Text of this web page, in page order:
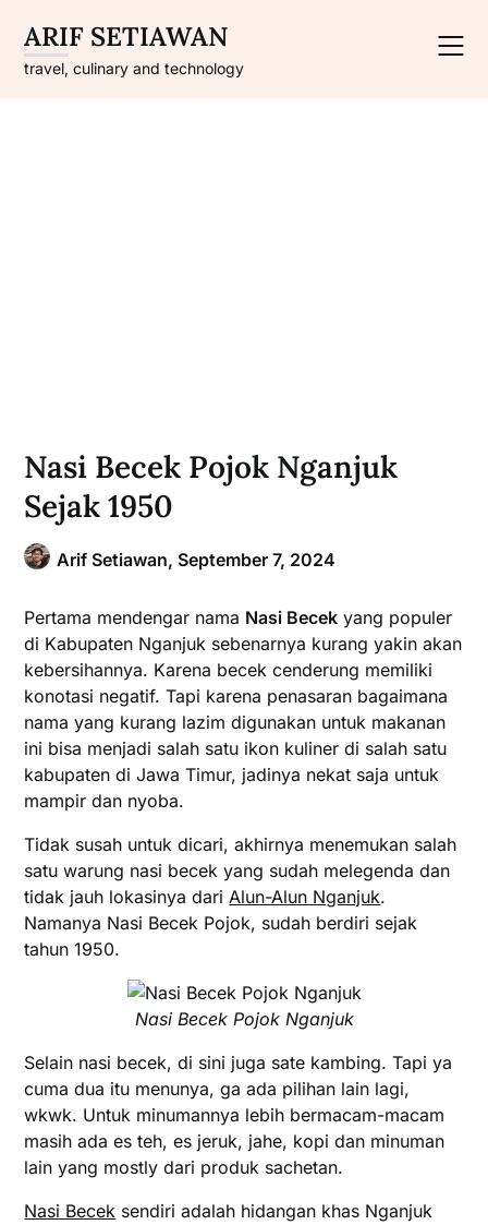
content
ARIF SETIAWAN
travel, culinary and technology
Nasi Becek Pojok Nganjuk
Sejak 1950
Arif Setiawan, September 7, 2024
Pertama mendengar nama Nasi Becek yang populer
di Kabupaten Nganjuk sebenarnya kurang yakin akan
kebersihannya. Karena becek cenderung memiliki
konotasi negatif. Tapi karena penasaran bagaimana
nama yang kurang lazim digunakan untuk makanan
ini bisa menjadi salah satu ikon kuliner di salah satu
kabupaten di Jawa Timur, jadinya nekat saja untuk
mampir dan nyoba.
Tidak susah untuk dicari, akhirnya menemukan salah
satu warung nasi becek yang sudah melegenda dan
tidak jauh lokasinya dariAlun-Alun Nganjuk.
Namanya Nasi Becek Pojok, sudah berdiri sejak
tahun 1950.
Nasi Becek Pojok Nganjuk
Selain nasi becek, di sini juga sate kambing. Tapi ya
cuma dua itu menunya, ga ada pilihan lain lagi,
wkwk. Untuk minumannya lebih bermacam-macam
masih ada es teh, es jeruk, jahe, kopi dan minuman
lain yang mostly dari produk sachetan.
Nasi Becek sendiri adalah hidangan khas Nganjuk